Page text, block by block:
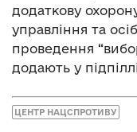
додаткову
управління та
проведення
додають у
ЦЕНТР НАЦСПРОТИВУ